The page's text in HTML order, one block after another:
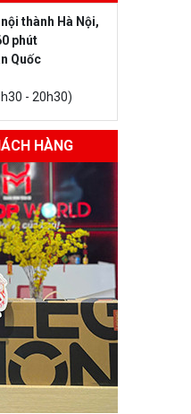
thành Hà Nội,
phút
Quốc
- 20h30)
HÀNG